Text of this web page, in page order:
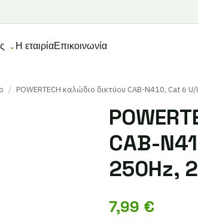
Η εταιρίαΕπικοινωνία
/ POWERTECH καλώδιο δικτύου CAB-N410, Cat 6
CAB-
250Hz,
7,99 €